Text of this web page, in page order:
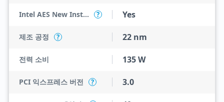
Intel AES New Instructions ? Yes
제조 공정 ? 22 nm
전력 소비 135 W
PCI 익스프레스 버전 ? 3.0